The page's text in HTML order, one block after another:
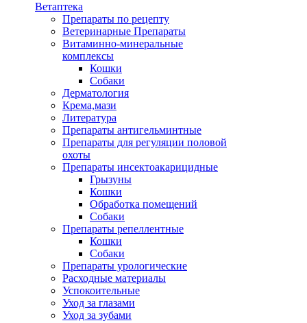
Ветаптека
Препараты по рецепту
Ветеринарные Препараты
Витаминно-минеральные
комплексы
Кошки
Собаки
Дерматология
Крема,мази
Литература
Препараты антигельминтные
Препараты для регуляции половой
охоты
Препараты инсектоакарицидные
Грызуны
Кошки
Обработка помещений
Собаки
Препараты репеллентные
Кошки
Собаки
Препараты урологические
Расходные материалы
Успокоительные
Уход за глазами
Уход за зубами